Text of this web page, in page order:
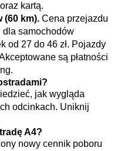
kartą.
(60 km). Cena przejazdu
dla samochodów
od 27 do 46 zł. Pojazdy
są płatności
jak wygląda
odcinkach. Uniknij
A4?
nowy cennik poboru